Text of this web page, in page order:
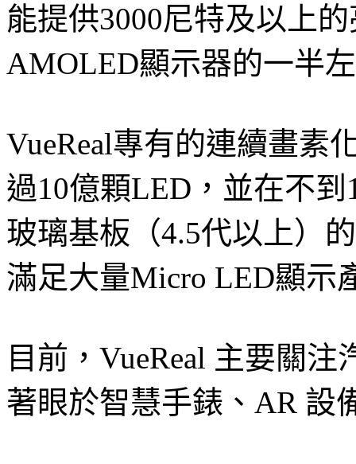
能提供3000尼特及以上
AMOLED顯示器的一半
VueReal專有的連續畫素
過10億顆LED，並在不
玻璃基板（4.5代以上）
滿足大量Micro LED顯示
目前，VueReal 主要關
著眼於智慧手錶、AR 設